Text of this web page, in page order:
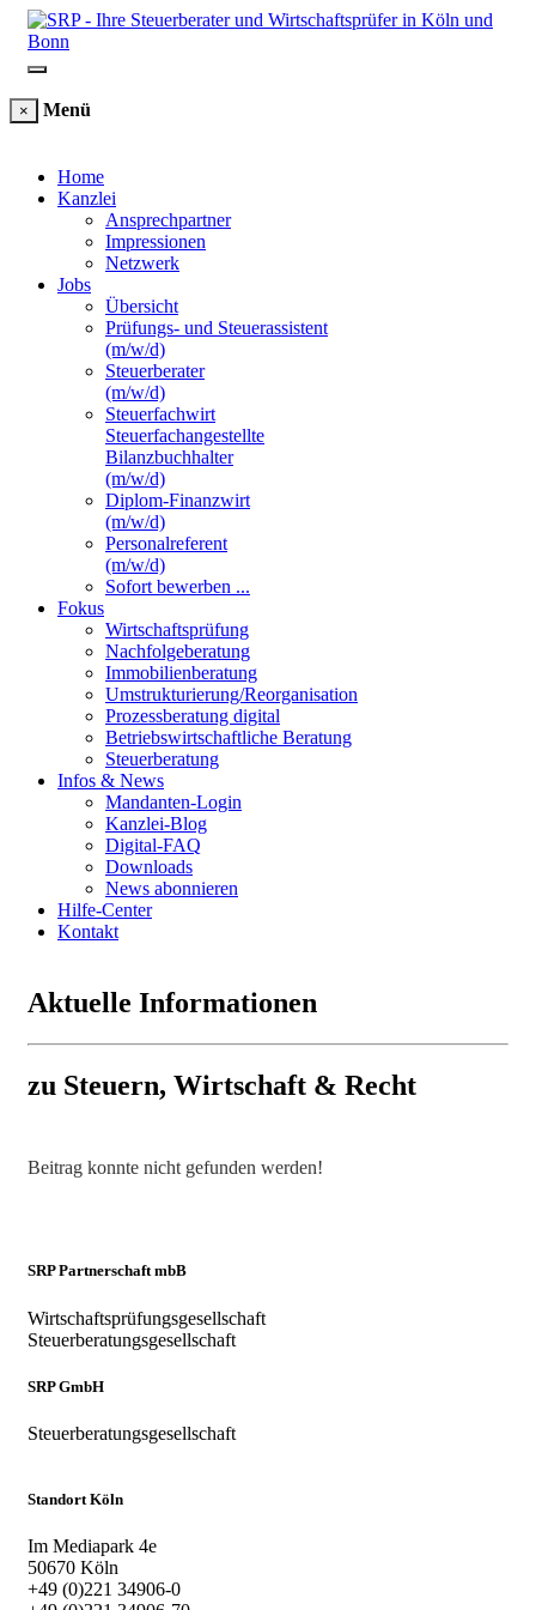
× Menü
Home
Kanzlei
Ansprechpartner
Impressionen
Netzwerk
Jobs
Übersicht
Prüfungs- und Steuerassistent
(m/w/d)
Steuerberater
(m/w/d)
Steuerfachwirt
Steuerfachangestellte
Bilanzbuchhalter
(m/w/d)
Diplom-Finanzwirt
(m/w/d)
Personalreferent
(m/w/d)
Sofort bewerben ...
Fokus
Wirtschaftsprüfung
Nachfolgeberatung
Immobilienberatung
Umstrukturierung/Reorganisation
Prozessberatung digital
Betriebswirtschaftliche Beratung
Steuerberatung
Infos & News
Mandanten-Login
Kanzlei-Blog
Digital-FAQ
Downloads
News abonnieren
Hilfe-Center
Kontakt
Aktuelle Informationen
zu Steuern, Wirtschaft & Recht
Beitrag konnte nicht gefunden werden!
SRP Partnerschaft mbB
Wirtschaftsprüfungsgesellschaft
Steuerberatungsgesellschaft
SRP GmbH
Steuerberatungsgesellschaft
Standort Köln
Im Mediapark 4e
50670 Köln
+49 (0)221 34906-0